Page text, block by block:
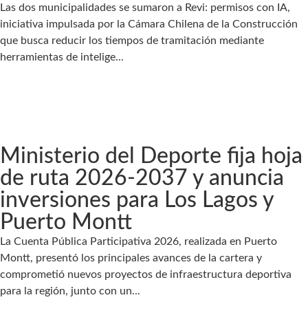
Las dos municipalidades se sumaron a Revi: permisos con IA,
iniciativa impulsada por la Cámara Chilena de la Construcción
que busca reducir los tiempos de tramitación mediante
herramientas de intelige...
Ministerio del Deporte fija hoja
de ruta 2026-2037 y anuncia
inversiones para Los Lagos y
Puerto Montt
La Cuenta Pública Participativa 2026, realizada en Puerto
Montt, presentó los principales avances de la cartera y
comprometió nuevos proyectos de infraestructura deportiva
para la región, junto con un...